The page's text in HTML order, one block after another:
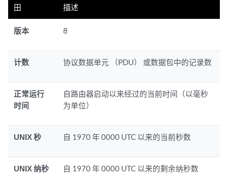
田 描述
版本 8
计数 协议数据单元 （PDU） 或数据包中的记录数
正常运行
时间
自路由器启动以来经过的当前时间（以毫秒
为单位）
UNIX 秒 自 1970 年 0000 UTC 以来的当前秒数
UNIX 纳秒 自 1970 年 0000 UTC 以来的剩余纳秒数